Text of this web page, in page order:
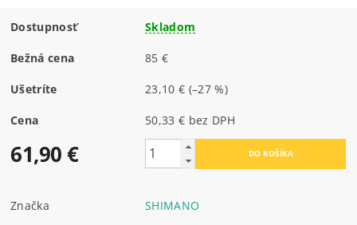
Dostupnosť Skladom
Bežná cena 85 €
Ušetríte 23,10 € (–27 %)
Cena 50,33 € bez DPH
61,90 €
Značka
SHIMANO